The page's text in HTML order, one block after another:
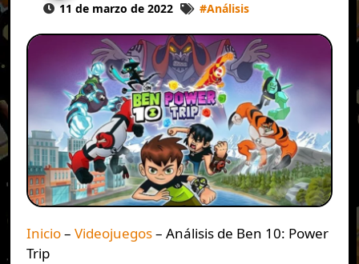
11 de marzo de 2022
#Análisis
Inicio– Videojuegos– Análisis de Ben 10: Power
Trip